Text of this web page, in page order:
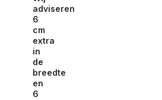
adviseren
6
cm
extra
in
de
breedte
en
6